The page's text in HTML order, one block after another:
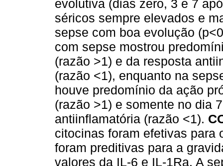
evolutiva (dias zero, 3 e 7
séricos sempre elevados e
sepse com boa evolução
com sepse mostrou
(razão >1) e da resposta
(razão <1), enquanto na
houve predomínio da ação
(razão >1) e somente no dia
antiinflamatória (razão <1).
citocinas foram efetivas para
foram preditivas para a
valores da IL-6 e IL-1Ra. A